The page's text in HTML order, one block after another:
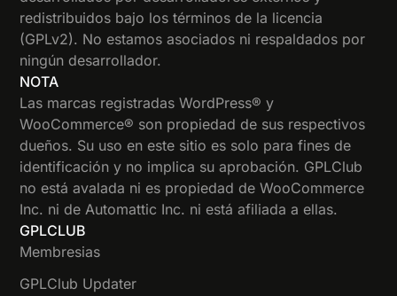
redistribuidos bajo los términos de la licencia
(GPLv2). No estamos asociados ni respaldados por
ningún desarrollador.
NOTA
Las marcas registradas WordPress® y
WooCommerce® son propiedad de sus respectivos
dueños. Su uso en este sitio es solo para fines de
identificación y no implica su aprobación. GPLClub
no está avalada ni es propiedad de WooCommerce
Inc. ni de Automattic Inc. ni está afiliada a ellas.
GPLCLUB
Membresias
GPLClub Updater